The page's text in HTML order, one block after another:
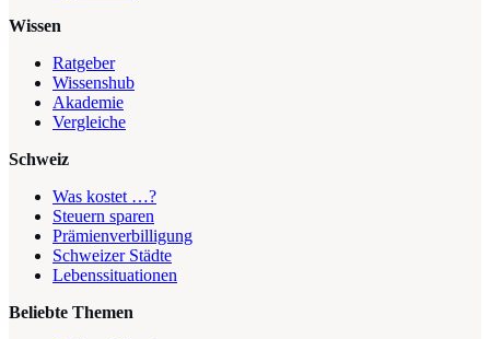
Wissen
Ratgeber
Wissenshub
Akademie
Vergleiche
Schweiz
Was kostet …?
Steuern sparen
Prämienverbilligung
Schweizer Städte
Lebenssituationen
Beliebte Themen